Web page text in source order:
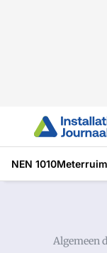
NEN 1010
Algemeen